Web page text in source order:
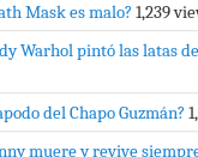
Mask es malo? 1,239
Warhol pintó las latas
del Chapo Guzmán?
muere y revive